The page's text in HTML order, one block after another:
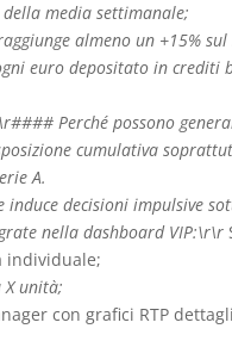
media settimanale;
almeno un +15%
euro depositato in crediti
Perché possono
cumulativa
A.
induce decisioni impulsive
nella dashboard VIP:\r\r
individuale;
unità;
con grafici RTP